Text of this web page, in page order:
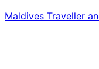
Maldives Traveller